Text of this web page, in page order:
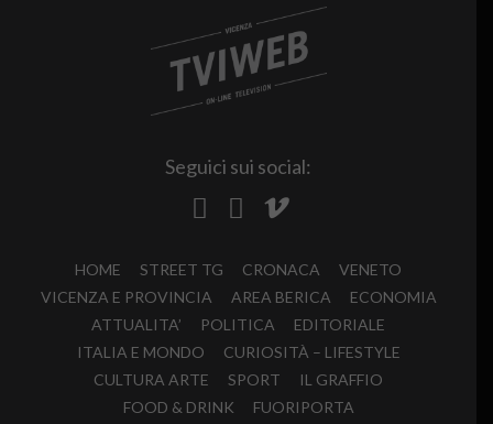
Seguici sui social:
HOME STREET TG CRONACA
VENETO
VICENZA E PROVINCIA
AREA BERICA
ECONOMIA
ATTUALITA’
POLITICA
EDITORIALE
ITALIA E MONDO
CURIOSITÀ – LIFESTYLE
CULTURA ARTE
SPORT
IL GRAFFIO
FOOD & DRINK
FUORIPORTA